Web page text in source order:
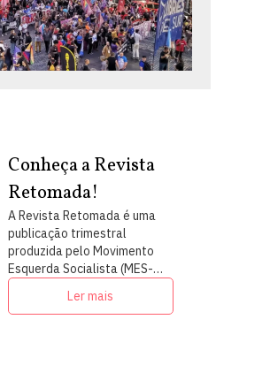
Conheça a Revista
Retomada!
A Revista Retomada é uma
publicação trimestral
produzida pelo Movimento
Esquerda Socialista (MES-
intelectuais, militantes e
Ler mais